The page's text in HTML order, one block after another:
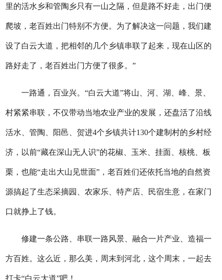
里的活水乡和管陶乡只有一山之隔，但是路不好走，出门便
爬坡，老百姓出门特别不方便。为了解决这一问题，我们建
设了白云大道，把相邻的几个乡镇串联了起来，现在山区的
路好走了，老百姓出门方便了很多。”
一路通，百业兴。“白云大道”将山、河、湖、峰、景、
村紧紧串联，不仅带动当地农业产业的发展，还盘活了沿线
活水、管陶、阳邑、贺进4个乡镇共计130个建制村的乡村经
济，以前“藏在深山无人识”的花椒、玉米、挂面、核桃、板
栗，也能“走出大山见世面”，老百姓们还依托当地的自然资
源搞起了生态采摘园、农家乐、特产店、民宿生意，在家门
口就挣上了钱。
修建一条公路、串联一路风景、融合一片产业、造福一
方百姓。这么近，那么美，周末到河北，这个周末，一起去
打卡“白云大道”吧！